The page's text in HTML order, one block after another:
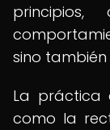
sino
La práctica
como la